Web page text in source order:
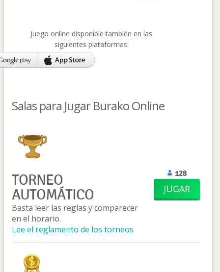
Juego online disponible también en las
siguientes plataformas:
Salas para Jugar Burako Online
TORNEO
AUTOMÁTICO
Basta leer las reglas y comparecer
en el horario.
Lee el reglamento de los torneos
128
JUGAR